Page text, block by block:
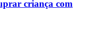
criança com